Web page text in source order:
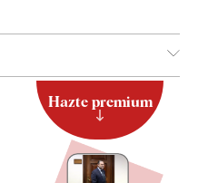
Hazte premium